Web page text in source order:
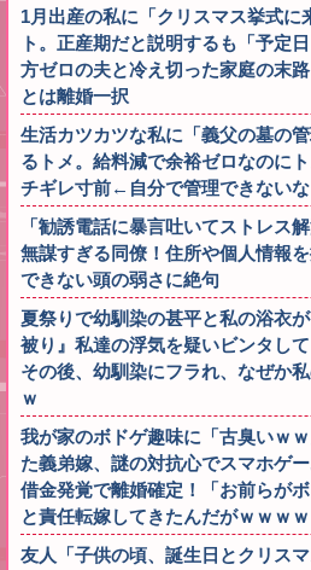
1月出産の私に「クリスマス挙式に
ト。正産期だと説明するも「予定
方ゼロの夫と冷え切った家庭の末
とは離婚一択
生活カツカツな私に「義父の墓の
るトメ。給料減で余裕ゼロなのに
チギレ寸前←自分で管理できない
「勧誘電話に暴言吐いてストレス
無謀すぎる同僚！住所や個人情報
できない頭の弱さに絶句
夏祭りで幼馴染の甚平と私の浴衣
被り』私達の浮気を疑いビンタし
その後、幼馴染にフラれ、なぜか
ｗ
我が家のボドゲ趣味に「古臭いｗ
た義弟嫁、謎の対抗心でスマホゲ
借金発覚で離婚確定！「お前らが
と責任転嫁してきたんだがｗｗｗｗ
友人「子供の頃、誕生日とクリス